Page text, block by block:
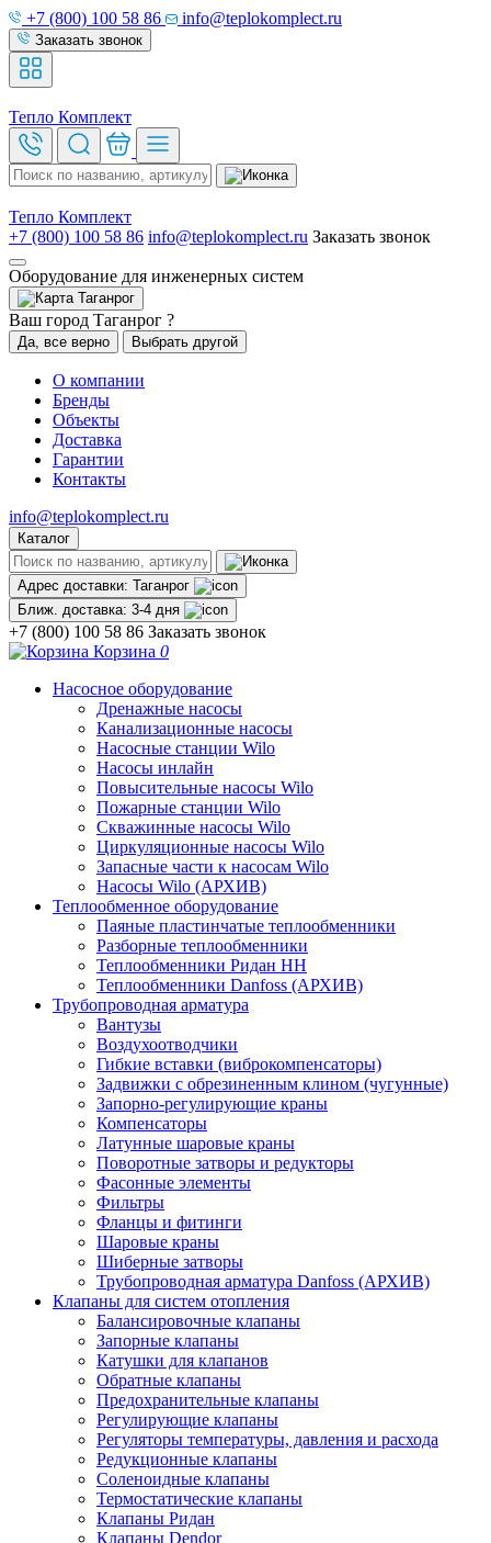
+7 (800) 100 58 86 info@teplokomplect.ru
Заказать звонок
Тепло Комплект
Тепло Комплект
+7 (800) 100 58 86 info@teplokomplect.ru Заказать звонок
Оборудование для инженерных систем
Таганрог
Ваш город Таганрог ?
Да, все верно Выбрать другой
О компании
Бренды
Объекты
Доставка
Гарантии
Контакты
info@teplokomplect.ru
Каталог
Адрес доставки: Таганрог
Ближ. доставка: 3-4 дня
+7 (800) 100 58 86 Заказать звонок
Корзина 0
Насосное оборудование
Дренажные насосы
Канализационные насосы
Насосные станции Wilo
Насосы инлайн
Повысительные насосы Wilo
Пожарные станции Wilo
Скважинные насосы Wilo
Циркуляционные насосы Wilo
Запасные части к насосам Wilo
Насосы Wilo (АРХИВ)
Теплообменное оборудование
Паяные пластинчатые теплообменники
Разборные теплообменники
Теплообменники Ридан НН
Теплообменники Danfoss (АРХИВ)
Трубопроводная арматура
Вантузы
Воздухоотводчики
Гибкие вставки (виброкомпенсаторы)
Задвижки с обрезиненным клином (чугунные)
Запорно-регулирующие краны
Компенсаторы
Латунные шаровые краны
Поворотные затворы и редукторы
Фасонные элементы
Фильтры
Фланцы и фитинги
Шаровые краны
Шиберные затворы
Трубопроводная арматура Danfoss (АРХИВ)
Клапаны для систем отопления
Балансировочные клапаны
Запорные клапаны
Катушки для клапанов
Обратные клапаны
Предохранительные клапаны
Регулирующие клапаны
Регуляторы температуры, давления и расхода
Редукционные клапаны
Соленоидные клапаны
Термостатические клапаны
Клапаны Ридан
Клапаны Dendor